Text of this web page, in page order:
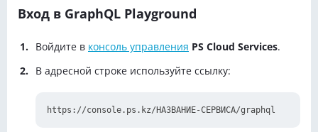
Вход в GraphQL Playground
Войдите в консоль управления PS Cloud Services.
В адресной строке используйте ссылку: